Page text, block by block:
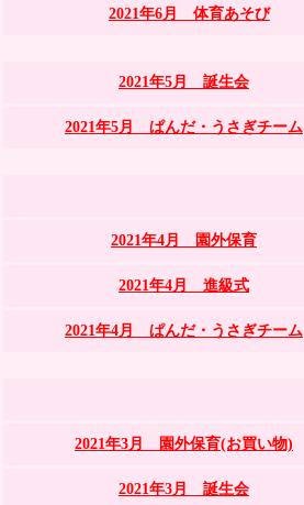
2021年6月 体育あそび
2021年5月 誕生会
2021年5月 ぱんだ・うさぎチーム
2021年4月 園外保育
2021年4月 進級式
2021年4月 ぱんだ・うさぎチーム
2021年3月 園外保育(お買い物)
2021年3月 誕生会